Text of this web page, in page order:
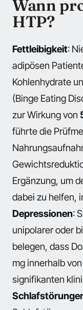
Wann
HTP?
Fettleibigkeit:
adipösen
Kohlenhydrate
(Binge Eating
zur Wirkung von
führte die
Ergänzung, um
dabei zu helfen,
Depressionen:
unipolarer oder
belegen, dass
mg innerhalb
signifikanten